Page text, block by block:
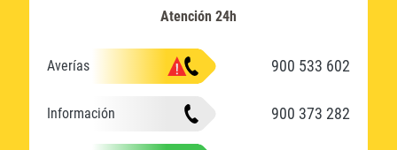
Atención 24h
Averías 900 533 602
Información 900 373 282